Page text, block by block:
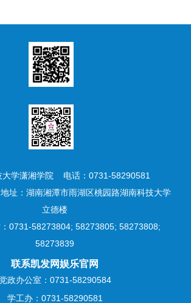
大学潇湘学院 电话：0731-58290581
址：湖南湘潭市雨湖区桃园路湖南科技大学
立德楼
0731-58273804; 58273805; 58273808;
58273839
联系凯发网娱乐官网
党政办公室：0731-58290584
学工办：0731-58290581